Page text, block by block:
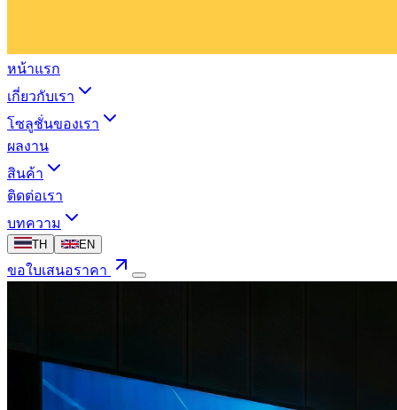
หน้าแรก
เกี่ยวกับเรา
โซลูชั่นของเรา
ผลงาน
สินค้า
ติดต่อเรา
บทความ
TH EN
ขอใบเสนอราคา